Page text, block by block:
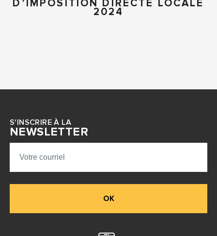
D’IMPOSITION DIRECTE LOCALE
2024
S'INSCRIRE À LA
NEWSLETTER
OK